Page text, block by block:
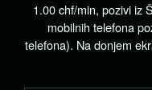
1.00 chf/min, pozivi iz
mobilnih telefona
telefona). Na donjem